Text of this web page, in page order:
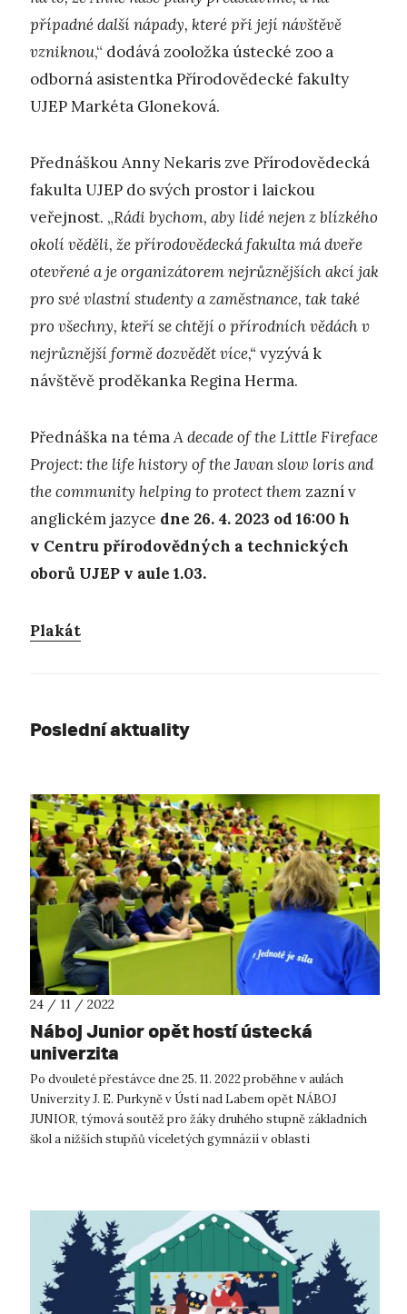
případné další nápady, které při její návštěvě
vzniknou,“ dodává zooložka ústecké zoo a
odborná asistentka Přírodovědecké fakulty
UJEP Markéta Gloneková.
Přednáškou Anny Nekaris zve Přírodovědecká
fakulta UJEP do svých prostor i laickou
veřejnost. „Rádi bychom, aby lidé nejen z blízkého
okolí věděli, že přírodovědecká fakulta má dveře
otevřené a je organizátorem nejrůznějších akcí jak
pro své vlastní studenty a zaměstnance, tak také
pro všechny, kteří se chtějí o přírodních vědách v
nejrůznější formě dozvědět více,“ vyzývá k
návštěvě proděkanka Regina Herma.
Přednáška na témaA decade of the Little Fireface
Project: the life history of the Javan slow loris and
the community helping to protect them zazní v
anglickém jazyce dne 26. 4. 2023 od 16:00 h
v Centru přírodovědných a technických
oborů UJEP v aule 1.03.
Plakát
Poslední aktuality
24 / 11 / 2022
Náboj Junior opět hostí ústecká
univerzita
Po dvouleté přestávce dne 25. 11. 2022 proběhne v aulách
Univerzity J. E. Purkyně v Ústí nad Labem opět NÁBOJ
JUNIOR, týmová soutěž pro žáky druhého stupně základních
škol a nižších stupňů víceletých gymnázií v oblasti